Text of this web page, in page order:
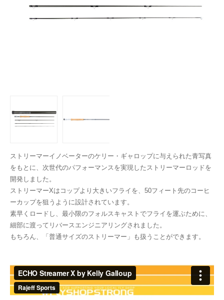
ストリーマーイノベーターのケリー・ギャロップに与えられた青写真
をもとに、次世代のパフォーマンスを実現したストリーマーロッドを
開発しました。
ストリーマーXはコップより大きいフライを、50フィート先のコーヒ
ーカップを狙うように設計されています。
素早くロードし、最小限のフォルスキャストでフライを運ぶために、
細部に渡ってリバースエンジニアリングされました。
もちろん、「普通サイズのストリーマー」も扱うことができます。